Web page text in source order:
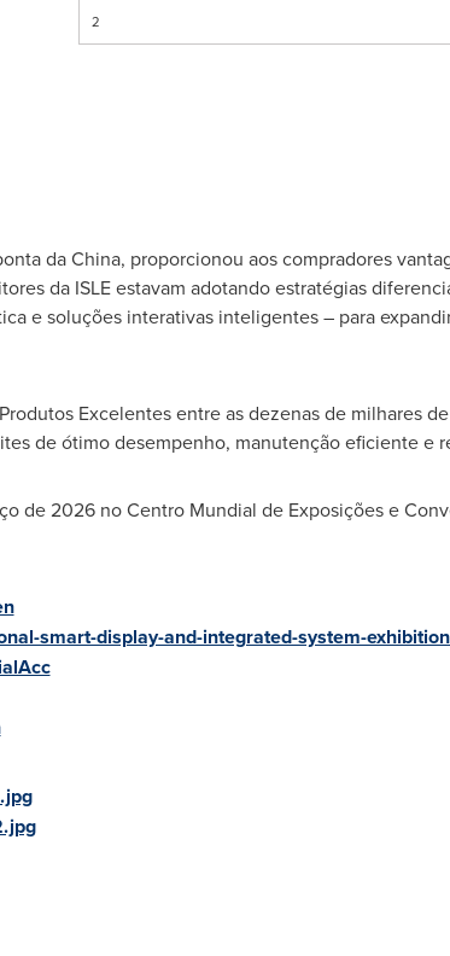
2
daChina, proporcionou aos compradores
da ISLE estavam adotando estratégias
e soluções interativas inteligentes – para
Excelentes entre as dezenas de milhares
de ótimo desempenho, manutenção eficiente e
de 2026 no Centro Mundial de Exposições e
smart-display-and-integrated-system-